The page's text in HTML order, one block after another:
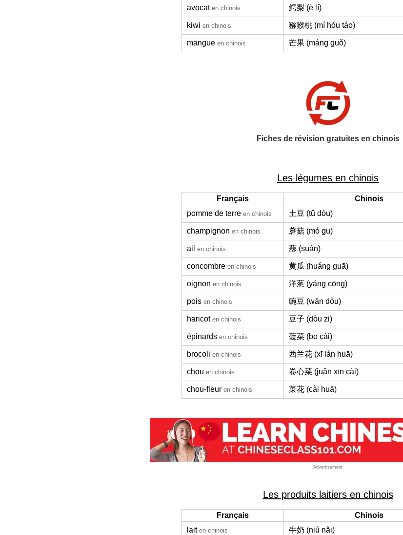
avocat en chinois 鳄梨 (è lí)
kiwi en chinois 猕猴桃 (mí hóu táo)
mangue en chinois 芒果 (máng guǒ)
Fiches de révision gratuites en chinois
Les légumes en chinois
Français
Chinois
pomme de terre en chinois 土豆 (tǔ dòu)
champignon en chinois 蘑菇 (mó gu)
ail en chinois 蒜 (suàn)
concombre en chinois 黄瓜 (huáng guā)
oignon en chinois 洋葱 (yáng cōng)
pois en chinois 豌豆 (wān dòu)
haricot en chinois 豆子 (dòu zi)
épinards en chinois 菠菜 (bō cài)
brocoli en chinois 西兰花 (xī lán huā)
chou en chinois 卷心菜 (juǎn xīn cài)
chou-fleur en chinois 菜花 (cài huā)
Advertisement
Les produits laitiers en chinois
Français
Chinois
lait en chinois 牛奶 (niú nǎi)